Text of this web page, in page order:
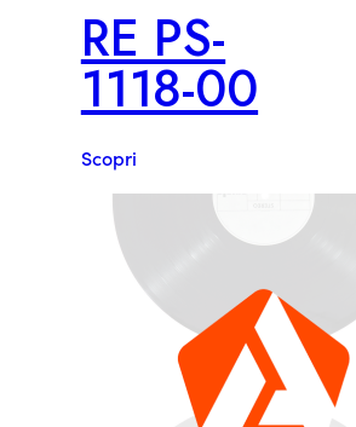
RE PS-
1118-00
Scopri